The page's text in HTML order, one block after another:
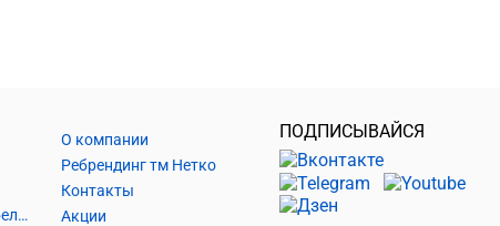
Шнуры и аксессуары, кабельные наконечники
О компании
Ребрендинг тм Нетко
Контакты
Акции
ПОДПИСЫВАЙСЯ